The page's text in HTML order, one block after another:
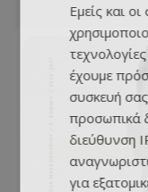
Εμείς και
έχουμε
συσκευή
προσωπικά
διεύθυνση
για